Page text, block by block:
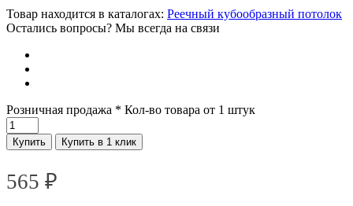
Товар находится в каталогах: Реечный кубообразный потолок
Остались вопросы? Мы всегда на связи
Розничная продажа * Кол-во товара от 1 штук
Купить Купить в 1 клик
565 ₽